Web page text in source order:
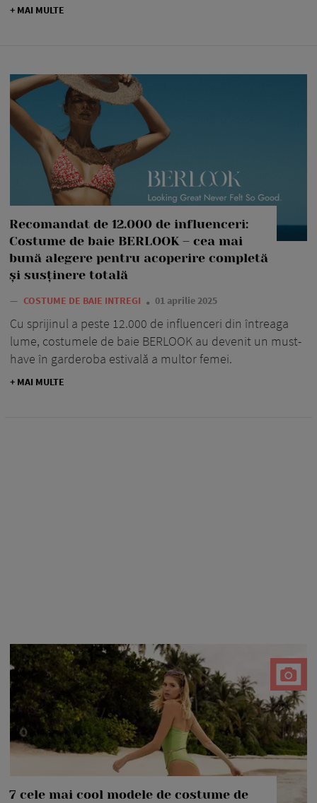
+ MAI MULTE
Recomandat de 12.000 de influenceri:
Costume de baie BERLOOK – cea mai
bună alegere pentru acoperire completă
și susținere totală
— COSTUME DE BAIE INTREGI 01 aprilie 2025
Cu sprijinul a peste 12.000 de influenceri din întreaga
lume, costumele de baie BERLOOK au devenit un must-
have în garderoba estivală a multor femei.
+ MAI MULTE
7 cele mai cool modele de costume de